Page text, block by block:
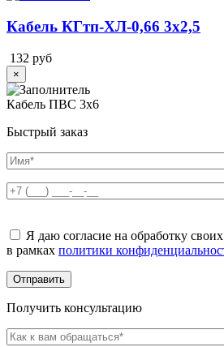
Кабель КГтп-ХЛ-0,66 3х2,5
132 руб
×
Кабель ПВС 3х6
Быстрый заказ
это
поле
Я даю согласие на обработку
в рамках политики
Получить консультацию